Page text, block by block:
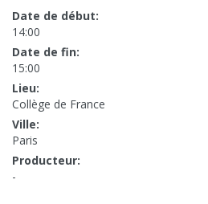
Date de début:
14:00
Date de fin:
15:00
Lieu:
Collège de France
Ville:
Paris
Producteur:
-